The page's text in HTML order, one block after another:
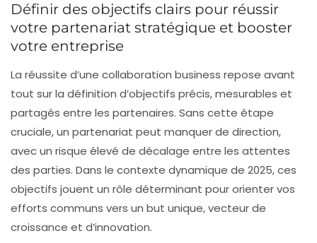
Définir des objectifs clairs pour réussir
votre partenariat stratégique et booster
votre entreprise
La réussite d’une collaboration business repose avant
tout sur la définition d’objectifs précis, mesurables et
partagés entre les partenaires. Sans cette étape
cruciale, un partenariat peut manquer de direction,
avec un risque élevé de décalage entre les attentes
des parties. Dans le contexte dynamique de 2025, ces
objectifs jouent un rôle déterminant pour orienter vos
efforts communs vers un but unique, vecteur de
croissance et d’innovation.